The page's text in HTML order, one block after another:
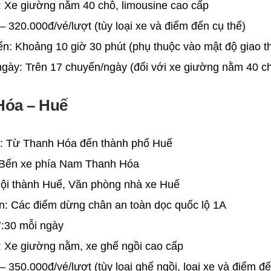
Xe giường nằm 40 chỗ, limousine cao cấp
320.000đ/vé/lượt (tùy loại xe và điểm đến cụ thể)
Khoảng 10 giờ 30 phút (phụ thuộc vào mật độ giao
Trên 17 chuyến/ngày (đối với xe giường nằm 40
– Huế
Từ Thanh Hóa đến thành phố Huế
xe phía Nam Thanh Hóa
thành Huế, Văn phòng nhà xe Huế
Các điểm dừng chân an toàn dọc quốc lộ 1A
mỗi ngày
Xe giường nằm, xe ghế ngồi cao cấp
350.000đ/vé/lượt (tùy loại ghế ngồi, loại xe và điểm